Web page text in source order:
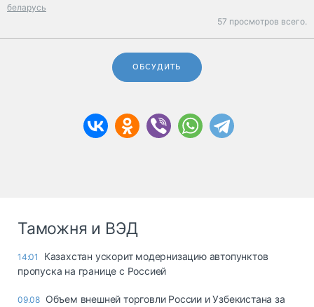
беларусь
57 просмотров всего.
ОБСУДИТЬ
Таможня и ВЭД
14:01
Казахстан ускорит модернизацию автопунктов
пропуска на границе с Россией
09.08 Объем внешней торговли России и Узбекистана за